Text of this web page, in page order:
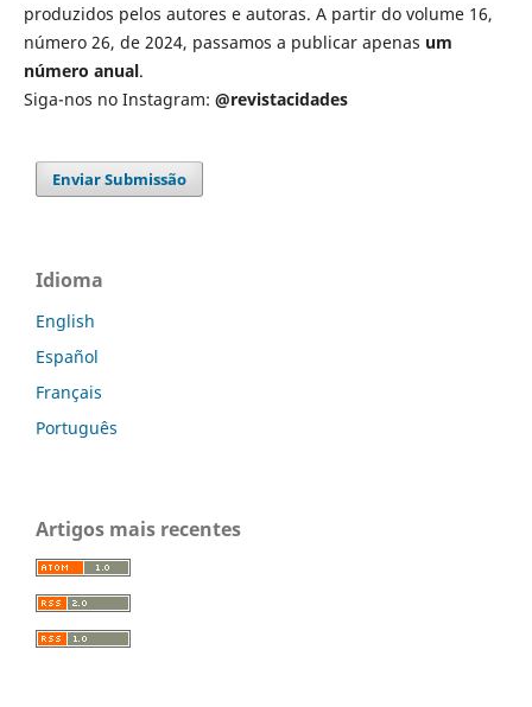
produzidos pelos autores e autoras. A partir do volume 16,
número 26, de 2024, passamos a publicar apenas um
número anual.
Siga-nos no Instagram: @revistacidades
Enviar Submissão
Idioma
English
Español
Français
Português
Artigos mais recentes